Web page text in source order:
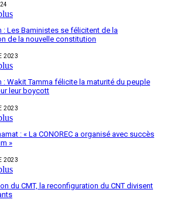
: Les Baministes se félicitent de la
de la nouvelle constitution
2023
: Wakit Tamma félicite la maturité du peuple
leur boycott
2023
: « La CONOREC a organisé avec succès
»
2023
du CMT, la reconfiguration du CNT divisent